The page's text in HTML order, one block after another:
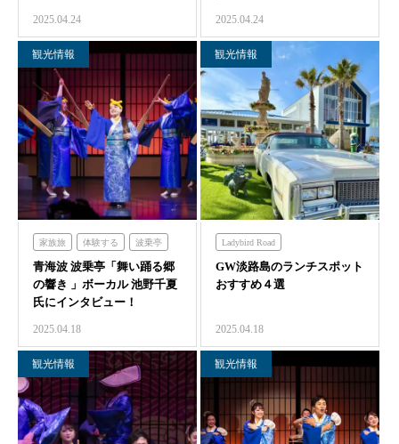
クラフトサーカス
2025.04.24 2025.04.24
観光情報
家族旅 体験する 波乗亭
青海波
青海波 波乗亭「舞い踊る郷
の響き 」ボーカル 池野千夏
氏にインタビュー！
2025.04.18
観光情報
Ladybird Road
ミエレザダイナー ランチ
春 食べる
ミエレザガーデン
青海波 シェフガーデン
クラフトサーカス
GW淡路島のランチスポット
おすすめ４選
2025.04.18
観光情報 観光情報